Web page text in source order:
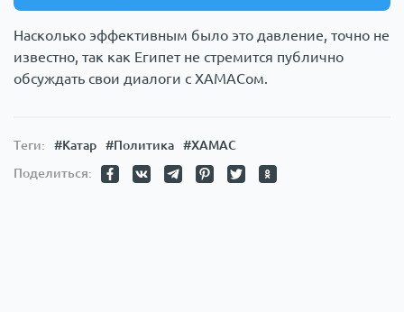
Насколько эффективным было это давление, точно не
известно, так как Египет не стремится публично
обсуждать свои диалоги с ХАМАСом.
Теги: #Катар #Политика
#ХАМАС
Поделиться: